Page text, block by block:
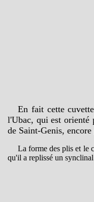
En fait cette
l'Ubac, qui est orienté
de Saint-Genis,
La forme des plis et le
qu'il a replissé un